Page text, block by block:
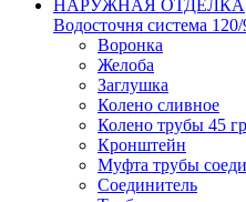
НАРУЖНАЯ ОТДЕЛКА
Водосточня система
Воронка
Желоба
Заглушка
Колено сливное
Колено трубы 45
Кронштейн
Муфта трубы
Соединитель